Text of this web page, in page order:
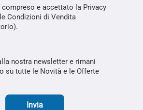
e accettato la Privacy
Condizioni di Vendita
nostra newsletter e rimani
su tutte le Novità e le Offerte
Invia